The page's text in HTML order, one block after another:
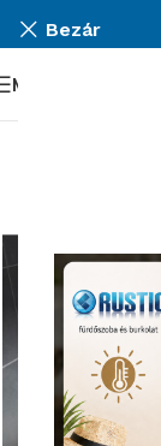
Bezár
Menü